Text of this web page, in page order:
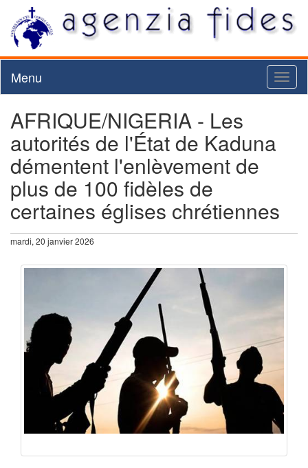
Menu
AFRIQUE/NIGERIA - Les
autorités de l'État de Kaduna
démentent l'enlèvement de
plus de 100 fidèles de
certaines églises chrétiennes
mardi, 20 janvier 2026